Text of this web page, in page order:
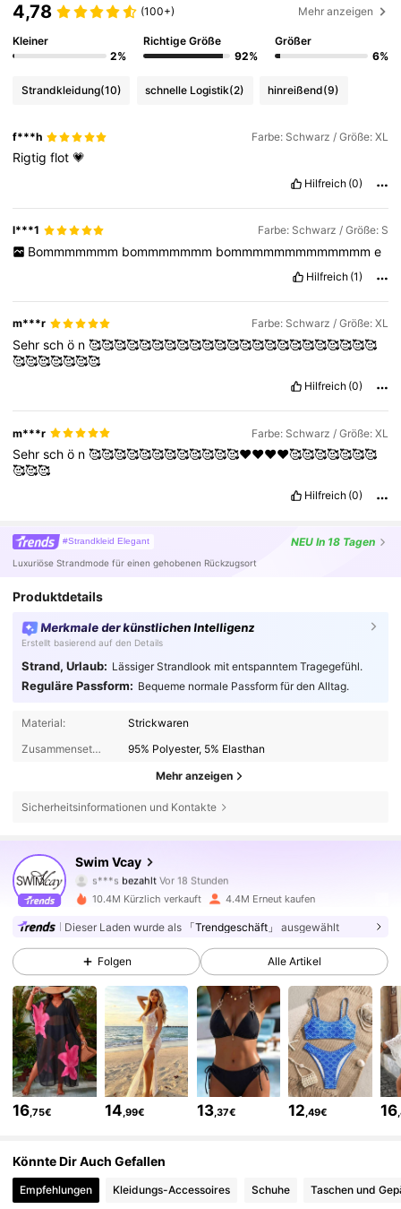
4,78 (100+) Mehr anzeigen
Kleiner
2%
Richtige Größe
92%
Größer
6%
Strandkleidung(10) schnelle Logistik(2) hinreißend(9)
f***h Farbe: Schwarz / Größe: XL
Rigtigflot💗
Hilfreich (0)
l***1 Farbe: Schwarz / Größe: S
Bommmmmmm bommmmmmm bommmmmmmmmmmmm e
Hilfreich (1)
m***r Farbe: Schwarz / Größe: XL
Sehrschö n🥰🥰🥰🥰🥰🥰🥰🥰🥰🥰🥰🥰🥰🥰🥰🥰🥰🥰🥰🥰🥰🥰🥰
🥰🥰🥰🥰🥰🥰🥰
Hilfreich (0)
m***r Farbe: Schwarz / Größe: XL
Sehrschö n🥰🥰🥰🥰🥰🥰🥰🥰🥰🥰🥰🥰❤️❤️❤️❤️🥰🥰🥰🥰🥰🥰🥰
🥰🥰🥰
Hilfreich (0)
#Strandkleid Elegant NEU In 18 Tagen
Luxuriöse Strandmode für einen gehobenen Rückzugsort
Produktdetails
Merkmale der künstlichen Intelligenz
Erstellt basierend auf den Details
Strand, Urlaub: Lässiger Strandlook mit entspanntem Tragegefühl.
Reguläre Passform: Bequeme normale Passform für den Alltag.
Material:
Strickwaren
Zusammensetzung:
95% Polyester, 5% Elasthan
Mehr anzeigen
Sicherheitsinformationen und Kontakte
Swim Vcay
s***sbezahlt
d***c istVor 30 Minutengefolgt
599K Follower
4,83 599K Follower
4,83 599K Follower
10.4M Kürzlich verkauft 4.4M Erneut kaufen
Dieser Laden wurde als 「Trendgeschäft」 ausgewählt
Folgen Alle Artikel
16 ,75€ 14 ,99€ 13,37€ 12 ,49€ 16
Könnte Dir Auch Gefallen
Empfehlungen Kleidungs-Accessoires Schuhe Taschen und